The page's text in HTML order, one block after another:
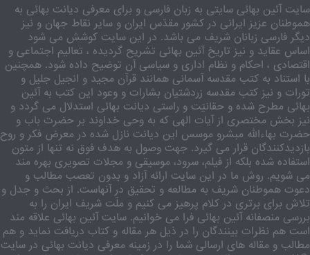
سایت آئین بهائی سایتی به زبان فارسی و برای معرفی دیانت بهائی به
هموطنان عزیز ایرانی در کشور مقدّس ایران و سایر نقاط جهان و نیز
دیگر فارسی زبانان شریف می باشد. در این سایت کوشش می شود
اساس عقاید و نیز تاریخ آئین بهائی تشریح گردیده ، تعالیم اجتماعی و
اقتصادی ، احکام و نظام اداری و سیاسی آن توضیح داده شود. همچنین
با استناد به کتب مقدسه آسمانی همانند قرآن مجید و انجیل جلیل و
تورات و نیز کتب مقدسه زردشتیان بشارات و وعود این کتب به آئین
بهائی مطرح شده و حقانیّت و راستی دیانت بهائی استدلال می گردد و
نیز بخش مختصری از آیات الهی که به وحی خداوند بر حضرت باب و
حضرت بهاءالله مبشرو موسس این دیانت نازل شده در معرض فکر و روح
بازدیدکنندگان قرار می گیرد. جهت وصول به هدف فوق نه تنها از متون
استفاده شده بلکه از فیلم، سرود، موسیقی و مجلات تصویری بهره مند
می شویم. روش ما در این سایت ارائه آزاد و بدون تعصب مطالب و
دعوت هموطنان شریف به مطالعه و تحقیق در آنهاست. از بحث و جدل و
تلاش برای برتری در کلام پرهیز می کنیم و ملّت شریف ایران را به
بررسی منصفانه آئین بهائی فرا می خوانیم. سایت آئین بهائی علاقه مند
است هم نظرات بینندگان را در ذیل هر مقاله و کتاب دریافت نماید و هم
مطالب و مقاله های ارسالی شما را در زمینه معرفی دیانت بهائی در سایت